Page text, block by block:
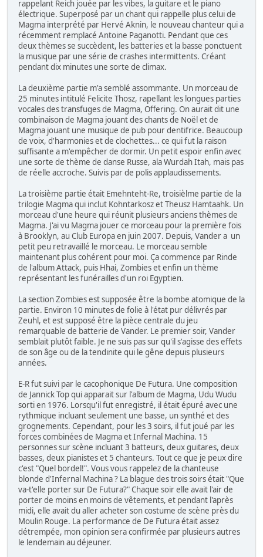
rappelant Reich jouée par les vibes, la guitare et le piano
électrique. Superposé par un chant qui rappelle plus celui de
Magma interprété par Hervé Aknin, le nouveau chanteur qui a
récemment remplacé Antoine Paganotti. Pendant que ces
deux thèmes se succèdent, les batteries et la basse ponctuent
la musique par une série de crashes intermittents. Créant
pendant dix minutes une sorte de climax.
La deuxième partie m'a semblé assommante. Un morceau de
25 minutes intitulé Felicite Thosz, rapellant les longues parties
vocales des transfuges de Magma, Offering. On aurait dit une
combinaison de Magma jouant des chants de Noël et de
Magma jouant une musique de pub pour dentifrice. Beaucoup
de voix, d'harmonies et de clochettes... ce qui fut la raison
suffisante a m'empêcher de dormir. Un petit espoir enfin avec
une sorte de thème de danse Russe, ala Wurdah Itah, mais pas
de réelle accroche. Suivis par de polis applaudissements.
La troisième partie était Emehnteht-Re, troisièlme partie de la
trilogie Magma qui inclut Kohntarkosz et Theusz Hamtaahk. Un
morceau d'une heure qui réunit plusieurs anciens thèmes de
Magma. J'ai vu Magma jouer ce morceau pour la première fois
à Brooklyn, au Club Europa en juin 2007. Depuis, Vander a un
petit peu retravaillé le morceau. Le morceau semble
maintenant plus cohérent pour moi. Ça commence par Rinde
de l'album Attack, puis Hhai, Zombies et enfin un thème
représentant les funérailles d'un roi Egyptien.
La section Zombies est supposée être la bombe atomique de la
partie. Environ 10 minutes de folie à l'état pur délivrés par
Zeuhl, et est supposé être la pièce centrale du jeu
remarquable de batterie de Vander. Le premier soir, Vander
semblait plutôt faible. Je ne suis pas sur qu'il s'agisse des effets
de son âge ou de la tendinite qui le gêne depuis plusieurs
années.
E-R fut suivi par le cacophonique De Futura. Une composition
de Jannick Top qui apparait sur l'album de Magma, Udu Wudu
sorti en 1976. Lorsqu'il fut enregistré, il était épuré avec une
rythmique incluant seulement une basse, un synthé et des
grognements. Cependant, pour les 3 soirs, il fut joué par les
forces combinées de Magma et Infernal Machina. 15
personnes sur scène incluant 3 batteurs, deux guitares, deux
basses, deux pianistes et 5 chanteurs. Tout ce que je peux dire
c'est "Quel bordel!". Vous vous rappelez de la chanteuse
blonde d'Infernal Machina ? La blague des trois soirs était "Que
va-t'elle porter sur De Futura?" Chaque soir elle avait l'air de
porter de moins en moins de vêtements, et pendant l'après
midi, elle avait du aller acheter son costume de scène près du
Moulin Rouge. La performance de De Futura était assez
détrempée, mon opinion sera confirmée par plusieurs autres
le lendemain au déjeuner.